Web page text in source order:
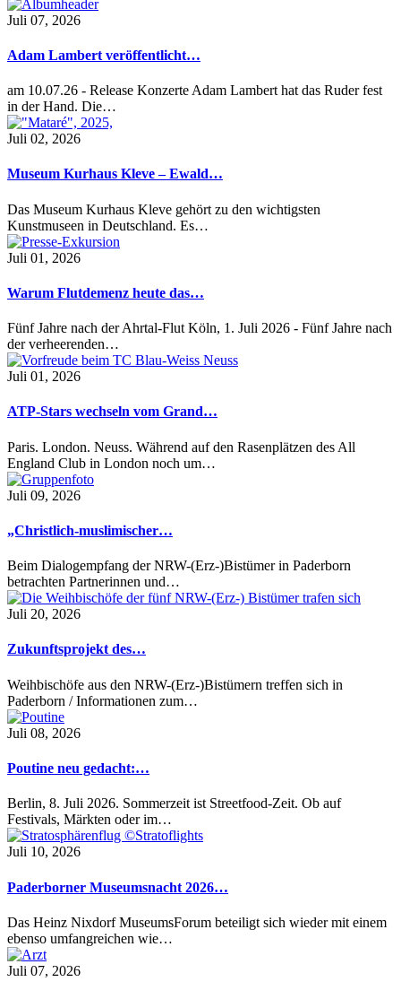
Juli 07, 2026
Adam Lambert veröffentlicht…
am 10.07.26 - Release Konzerte Adam Lambert hat das Ruder fest
in der Hand. Die…
Juli 02, 2026
Museum Kurhaus Kleve – Ewald…
Das Museum Kurhaus Kleve gehört zu den wichtigsten
Kunstmuseen in Deutschland. Es…
Juli 01, 2026
Warum Flutdemenz heute das…
Fünf Jahre nach der Ahrtal-Flut Köln, 1. Juli 2026 - Fünf Jahre nach
der verheerenden…
Juli 01, 2026
ATP-Stars wechseln vom Grand…
Paris. London. Neuss. Während auf den Rasenplätzen des All
England Club in London noch um…
Juli 09, 2026
„Christlich-muslimischer…
Beim Dialogempfang der NRW-(Erz-)Bistümer in Paderborn
betrachten Partnerinnen und…
Juli 20, 2026
Zukunftsprojekt des…
Weihbischöfe aus den NRW-(Erz-)Bistümern treffen sich in
Paderborn / Informationen zum…
Juli 08, 2026
Poutine neu gedacht:…
Berlin, 8. Juli 2026. Sommerzeit ist Streetfood-Zeit. Ob auf
Festivals, Märkten oder im…
Juli 10, 2026
Paderborner Museumsnacht 2026…
Das Heinz Nixdorf MuseumsForum beteiligt sich wieder mit einem
ebenso umfangreichen wie…
Juli 07, 2026